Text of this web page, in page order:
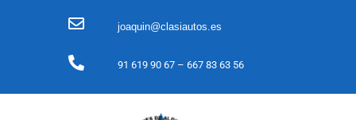
joaquin@clasiautos.es
91 619 90 67 – 667 83 63 56